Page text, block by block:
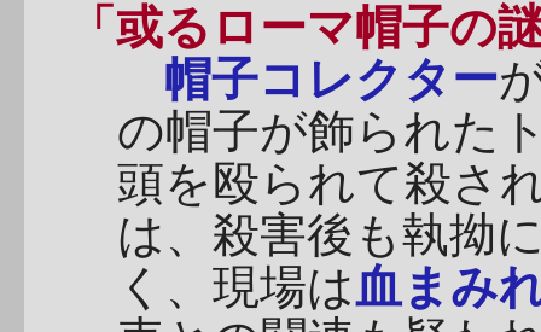
「或るローマ帽子の
帽子コレクター
の帽子が飾られた
頭を殴られて殺さ
は、殺害後も執拗
く、現場は血まみ